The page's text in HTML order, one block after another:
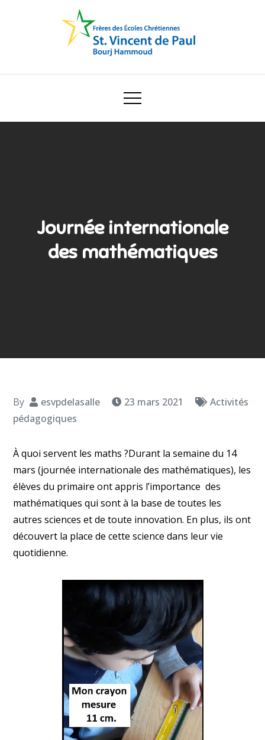
Ecole Saint Vincent de Paul
Journée internationale
des mathématiques
By esvpdelasalle 23 mars 2021
Activités
pédagogiques
À quoi servent les maths ?Durant la semaine du 14
mars (journée internationale des mathématiques), les
élèves du primaire ont appris l’importance des
mathématiques qui sont à la base de toutes les
autres sciences et de toute innovation. En plus, ils ont
découvert la place de cette science dans leur vie
quotidienne.